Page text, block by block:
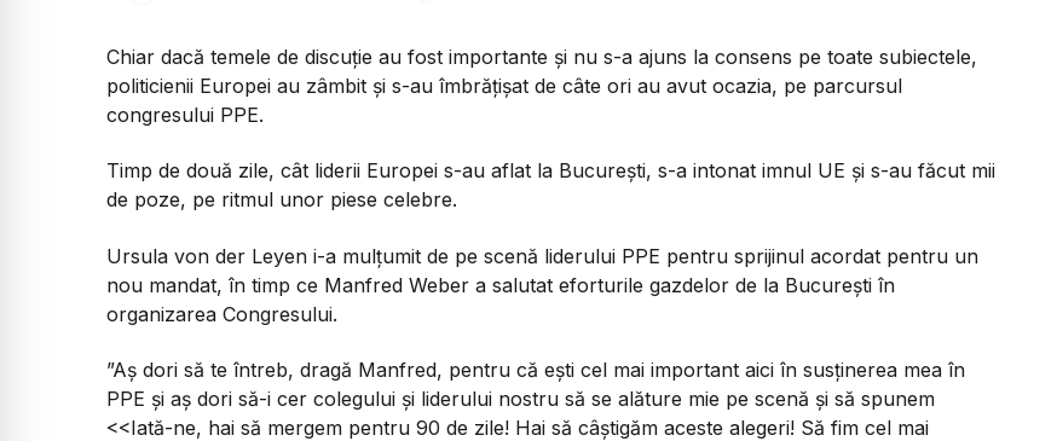
Chiar dacă temele de discuție au fost importante și nu s-a ajuns la consens pe toate subiectele,
politicienii Europei au zâmbit și s-au îmbrățișat de câte ori au avut ocazia, pe parcursul
congresului PPE.
Timp de două zile, cât liderii Europei s-au aflat la București, s-a intonat imnul UE și s-au făcut mii
de poze, pe ritmul unor piese celebre.
Ursula von der Leyen i-a mulțumit de pe scenă liderului PPE pentru sprijinul acordat pentru un
nou mandat, în timp ce Manfred Weber a salutat eforturile gazdelor de la București în
organizarea Congresului.
”Aș dori să te întreb, dragă Manfred, pentru că ești cel mai important aici în susținerea mea în
PPE și aș dori să-i cer colegului și liderului nostru să se alăture mie pe scenă și să spunem
<<Iată-ne, hai să mergem pentru 90 de zile! Hai să câștigăm aceste alegeri! Să fim cel mai